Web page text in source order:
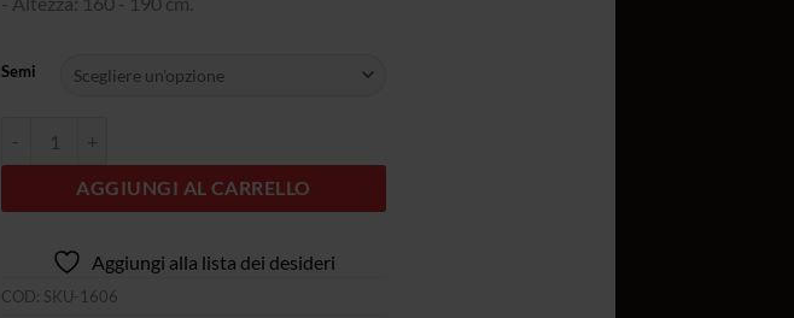
Semi
AGGIUNGI AL CARRELLO
Aggiungi alla lista dei desideri
COD: SKU-1606